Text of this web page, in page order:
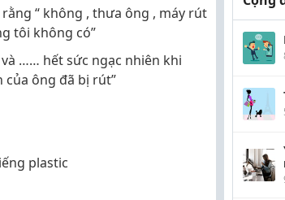
“ không , thưa ông , máy rút
tôi không có”
…… hết sức ngạc nhiên khi
của ông đã bị rút”
plastic